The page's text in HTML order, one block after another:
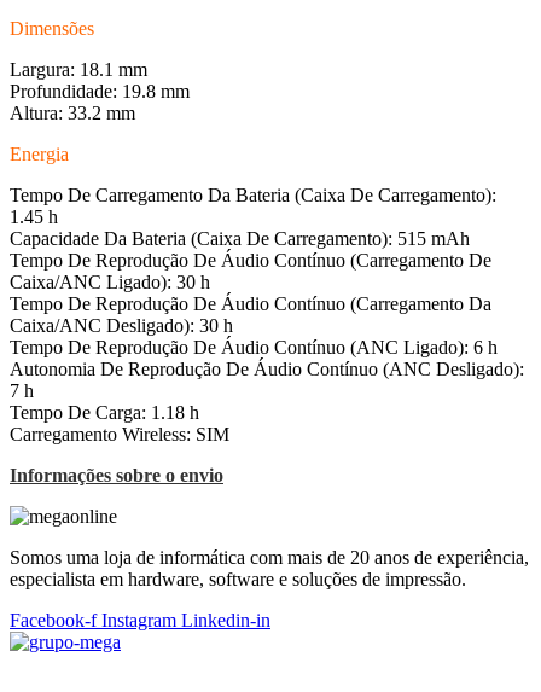
Dimensões
Largura: 18.1 mm
Profundidade: 19.8 mm
Altura: 33.2 mm
Energia
Tempo De Carregamento Da Bateria (Caixa De Carregamento):
1.45 h
Capacidade Da Bateria (Caixa De Carregamento): 515 mAh
Tempo De Reprodução De Áudio Contínuo (Carregamento De
Caixa/ANC Ligado): 30 h
Tempo De Reprodução De Áudio Contínuo (Carregamento Da
Caixa/ANC Desligado): 30 h
Tempo De Reprodução De Áudio Contínuo (ANC Ligado): 6 h
Autonomia De Reprodução De Áudio Contínuo (ANC Desligado):
7 h
Tempo De Carga: 1.18 h
Carregamento Wireless: SIM
Informações sobre o envio
Somos uma loja de informática com mais de 20 anos de experiência,
especialista em hardware, software e soluções de impressão.
Facebook-f Instagram Linkedin-in